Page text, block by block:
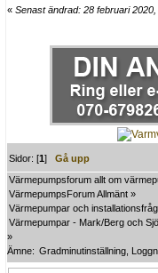
« Senast ändrad: 28 februari
Sidor: [1]Gå upp
Värmepumpsforum allt om
VärmepumpsForum Allmänt »
Värmepumpar och
Värmepumpar - Mark/Berg och
»
Ämne: Gradminutinställning,